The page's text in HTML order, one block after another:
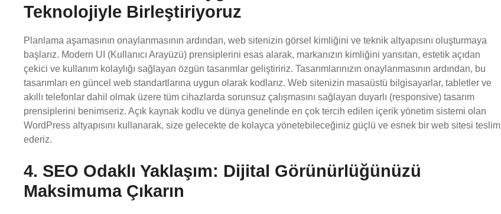
Teknolojiyle Birleştiriyoruz
Planlama aşamasının onaylanmasının ardından, web sitenizin görsel kimliğini ve teknik altyapısını oluşturmaya
başlarız. Modern UI (Kullanıcı Arayüzü) prensiplerini esas alarak, markanızın kimliğini yansıtan, estetik açıdan
çekici ve kullanım kolaylığı sağlayan özgün tasarımlar geliştiririz. Tasarımlarınızın onaylanmasının ardından, bu
tasarımları en güncel web standartlarına uygun olarak kodlarız. Web sitenizin masaüstü bilgisayarlar, tabletler ve
akıllı telefonlar dahil olmak üzere tüm cihazlarda sorunsuz çalışmasını sağlayan duyarlı (responsive) tasarım
prensiplerini benimseriz. Açık kaynak kodlu ve dünya genelinde en çok tercih edilen içerik yönetim sistemi olan
WordPress altyapısını kullanarak, size gelecekte de kolayca yönetebileceğiniz güçlü ve esnek bir web sitesi teslim
ederiz.
4. SEO Odaklı Yaklaşım: Dijital Görünürlüğünüzü
Maksimuma Çıkarın